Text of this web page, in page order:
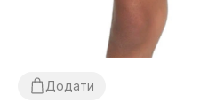
Додати